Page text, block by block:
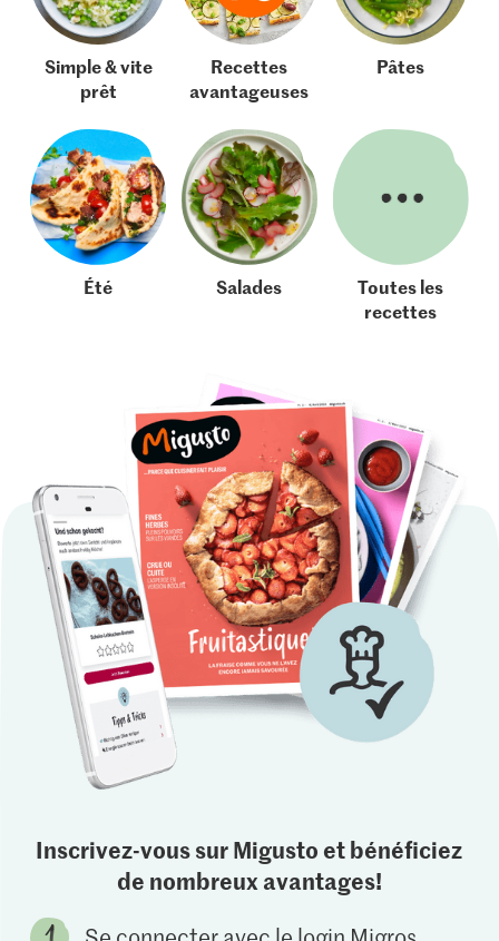
Simple & vite
prêt
Recettes
avantageuses
Pâtes
Été Salades
Toutes les
recettes
Inscrivez-vous sur Migusto et bénéficiez
de nombreux avantages!